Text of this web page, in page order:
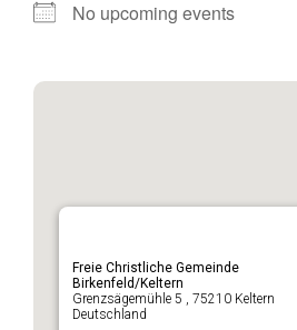
No upcoming events
Freie Christliche Gemeinde
Birkenfeld/Keltern
Grenzsägemühle 5 , 75210 Keltern
Deutschland